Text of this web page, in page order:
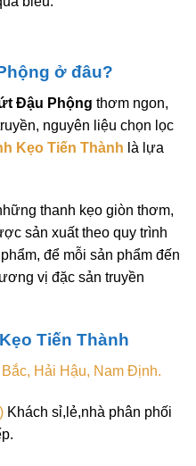
ở đâu?
Đậu Phộng thơm ngon,
nguyên liệu chọn lọc
Kẹo Tiến Thành là lựa
thanh kẹo giòn thơm,
sản xuất theo quy trình
để mỗi sản phẩm đến
vị đặc sản truyền
Tiến Thành
Hải Hậu, Nam Định.
Khách sỉ,lẻ,nhà phân phối